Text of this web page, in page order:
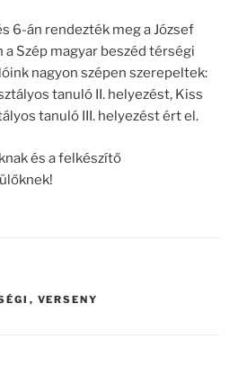
6-án rendezték meg a József
Szép magyar beszéd térségi
nagyon szépen szerepeltek:
tanuló II. helyezést, Kiss
tanuló III. helyezést ért el.
és a felkészítő
, VERSENY